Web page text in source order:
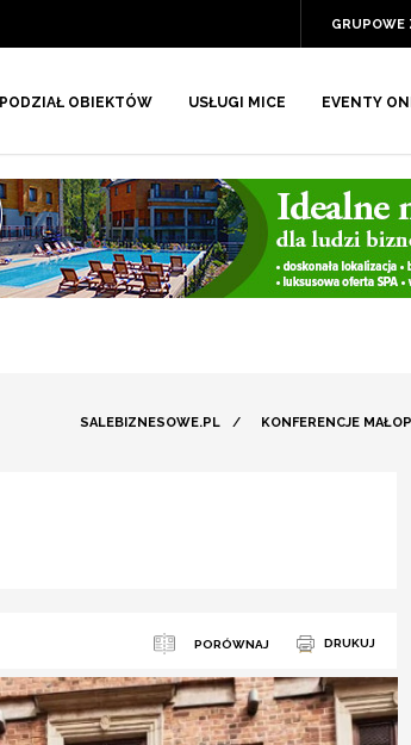
GRUPOWE
PODZIAŁ OBIEKTÓW USŁUGI MICE EVENTY
SALEBIZNESOWE.PL / KONFERENCJE
PORÓWNAJ DRUKUJ